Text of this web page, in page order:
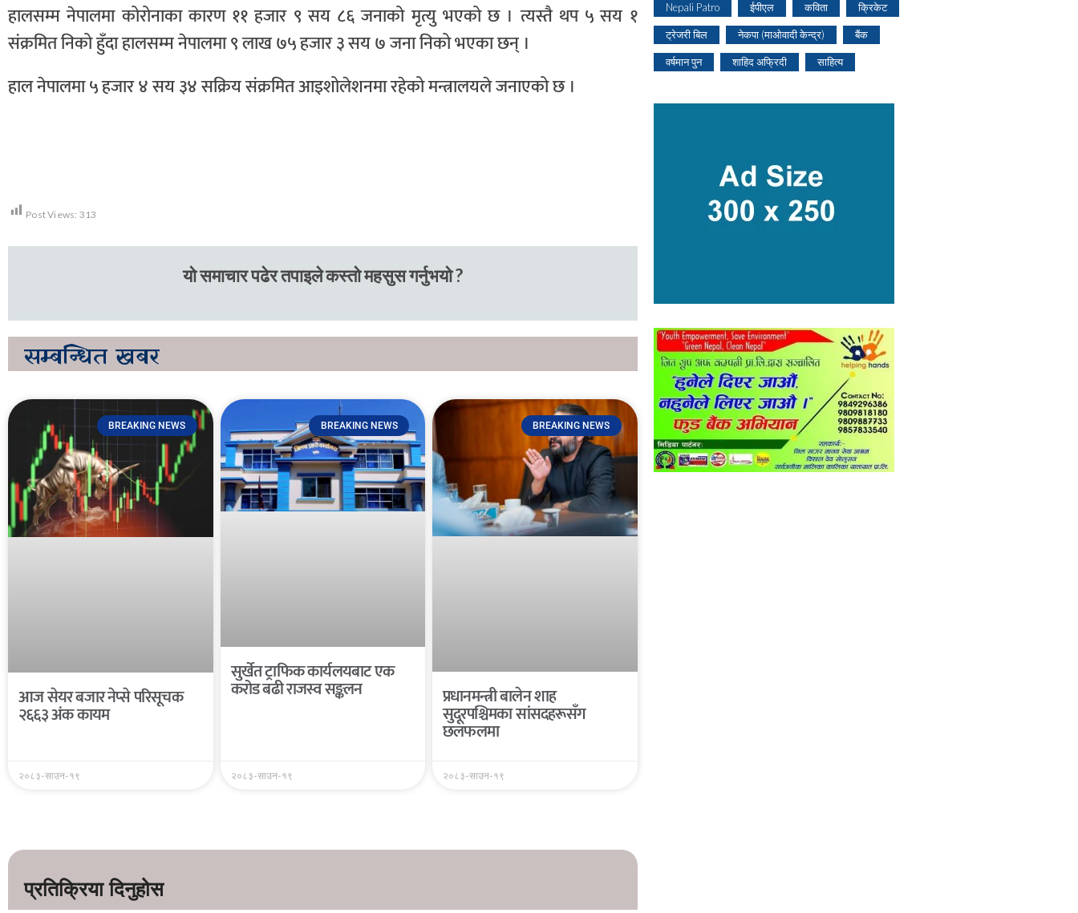
हालसम्म नेपालमा कोरोनाका कारण ११ हजार ९ सय ८६ जनाको मृत्यु भएको छ । त्यस्तै थप ५ सय १
संक्रमित निको हुँदा हालसम्म नेपालमा ९ लाख ७५ हजार ३ सय ७ जना निको भएका छन् ।
हाल नेपालमा ५ हजार ४ सय ३४ सक्रिय संक्रमित आइशोलेशनमा रहेको मन्त्रालयले जनाएको छ ।
Post Views: 313
यो समाचार पढेर तपाइले कस्तो महसुस गर्नुभयो ?
सम्बन्धित खबर
BREAKING NEWS
आज सेयर बजार नेप्से परिसूचक
२६६३ अंक कायम
२०८३-साउन-१९
BREAKING NEWS
सुर्खेत ट्राफिक कार्यलयबाट एक
करोड बढी राजस्व सङ्कलन
२०८३-साउन-१९
BREAKING NEWS
प्रधानमन्त्री बालेन शाह
सुदूरपश्चिमका सांसदहरूसँग
छलफलमा
२०८३-साउन-१९
Nepali Patro ईपीएल कविता क्रिकेट
ट्रेजरी बिल नेकपा (माओवादी केन्द्र) बैंक
वर्षमान पुन शाहिद अफ्रिदी साहित्य